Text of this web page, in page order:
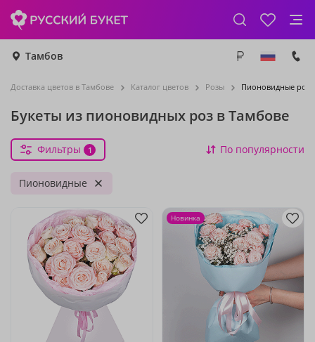
Тамбов
Доставка цветов в Тамбове Каталог цветов Розы Пионовидные розы
Букеты из пионовидных роз в Тамбове
Фильтры 1 По популярности
Пионовидные
Новинка